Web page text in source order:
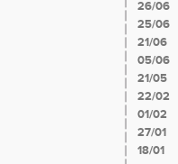
26/06
25/06
21/06
05/06
21/05
22/02
01/02
27/01
18/01